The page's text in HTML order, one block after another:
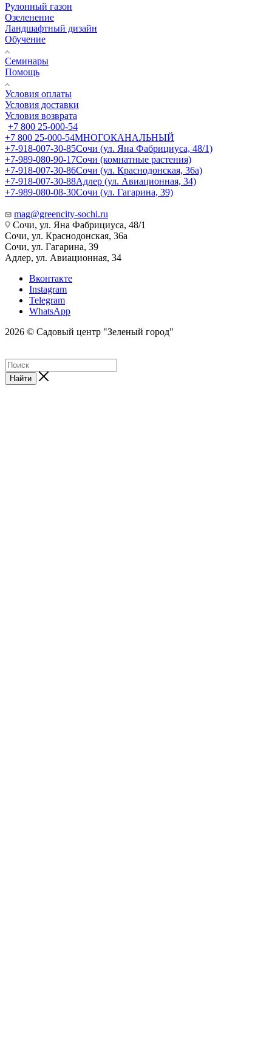
Рулонный газон
Озеленение
Ландшафтный дизайн
Обучение
Семинары
Помощь
Условия оплаты
Условия доставки
Условия возврата
+7 800 25-000-54
+7 800 25-000-54МНОГОКАНАЛЬНЫЙ
+7-918-007-30-85Сочи (ул. Яна Фабрициуса, 48/1)
+7-989-080-90-17Сочи (комнатные растения)
+7-918-007-30-86Сочи (ул. Краснодонская, 36а)
+7-918-007-30-88Адлер (ул. Авиационная, 34)
+7-989-080-08-30Сочи (ул. Гагарина, 39)
mag@greencity-sochi.ru
Сочи, ул. Яна Фабрициуса, 48/1
Сочи, ул. Краснодонская, 36а
Сочи, ул. Гагарина, 39
Адлер, ул. Авиационная, 34
Вконтакте
Instagram
Telegram
WhatsApp
2026 © Садовый центр "Зеленый город"
Найти